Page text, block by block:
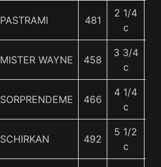
PASTRAMI 481
2 1/4
c
MISTER WAYNE 458
3 3/4
c
SORPRENDEME 466
4 1/4
c
SCHIRKAN 492
5 1/2
c